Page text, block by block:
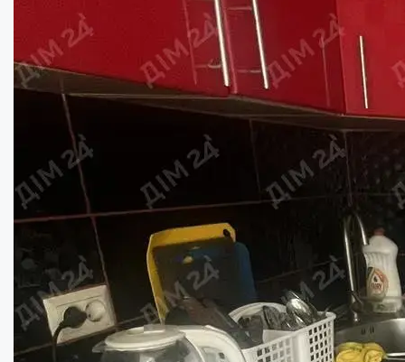
4x кімнатна квартира в районі Автовокзал...
Кімнат:
4
кв.м.
42000 $